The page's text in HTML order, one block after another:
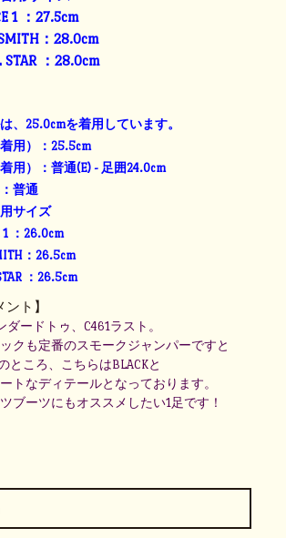
1 ：27.5cm
：28.0cm
STAR ：28.0cm
、25.0cmを着用しています。
用）：25.5cm
用）：普通(E) - 足囲24.0cm
普通
サイズ
1 ：26.0cm
：26.5cm
：26.5cm
ント】
ードトゥ、C461ラスト。
クも定番のスモークジャンパーですと
ところ、こちらはBLACKと
トなディテールとなっております。
ブーツにもオススメしたい1足です！